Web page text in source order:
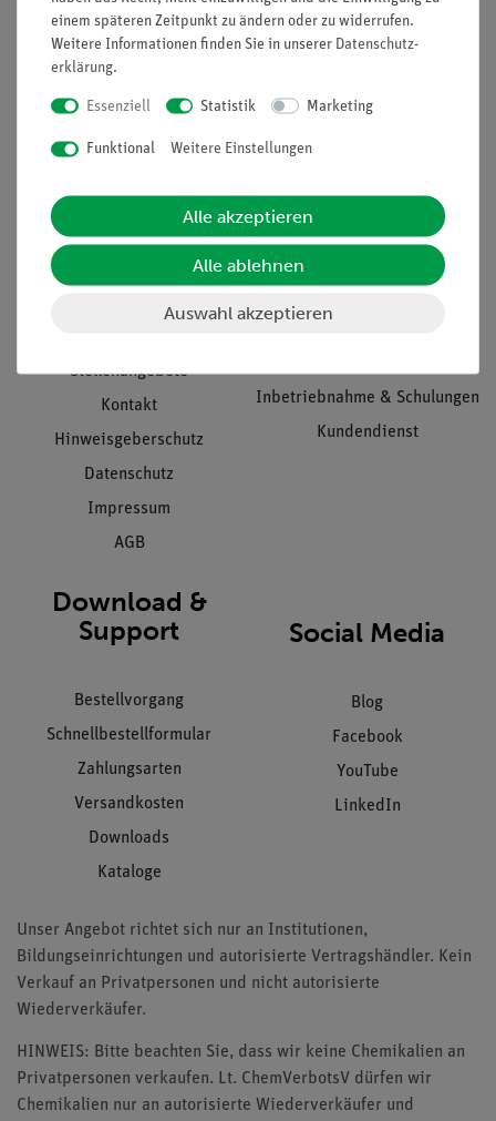
Informationen
Stellenangebote
Kontakt
Hinweisgeberschutz
Datenschutz
Impressum
AGB
Service
Übersicht Service
Beratung & Showroom
Inbetriebnahme & Schulungen
Kundendienst
Download &
Support
Bestellvorgang
Schnellbestellformular
Zahlungsarten
Versandkosten
Downloads
Kataloge
Social Media
Blog
Facebook
YouTube
LinkedIn
Unser Angebot richtet sich nur an Institutionen,
Bildungseinrichtungen und autorisierte Vertragshändler. Kein
Verkauf an Privatpersonen und nicht autorisierte
Wiederverkäufer.
HINWEIS: Bitte beachten Sie, dass wir keine Chemikalien an
Privatpersonen verkaufen. Lt. ChemVerbotsV dürfen wir
Chemikalien nur an autorisierte Wiederverkäufer und
einem späteren Zeitpunkt zu ändern oder zu widerrufen.
Weitere Informationen finden Sie in unserer Daten­schutz­
erklärung.
Essenziell Statistik Marketing
Funktional Weitere Einstellungen
Alle akzeptieren
Alle ablehnen
Auswahl akzeptieren